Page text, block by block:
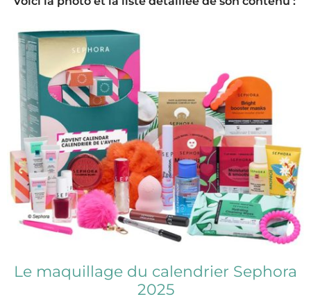
Le maquillage du calendrier Sephora
2025